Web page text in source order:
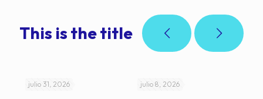
This is the title
julio 31, 2026 julio 8, 2026